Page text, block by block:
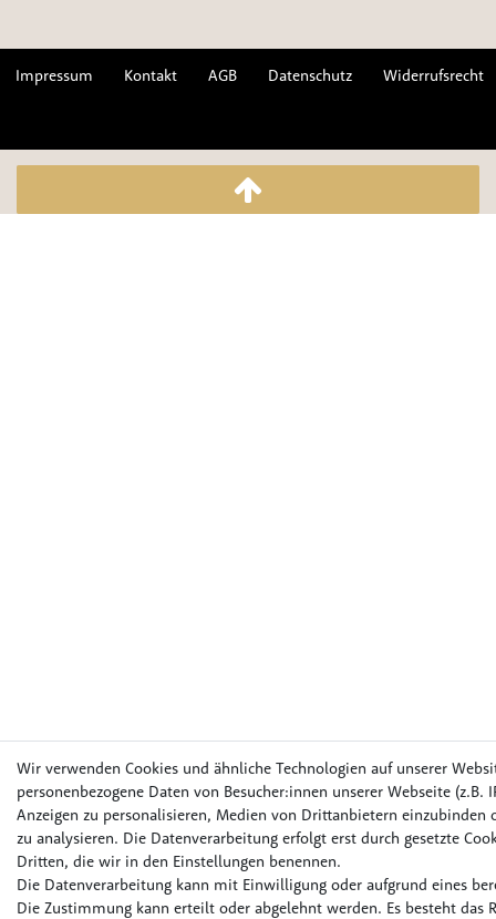
Impressum Kontakt AGB Datenschutz Widerrufsrecht
Wir verwenden Cookies und ähnliche Technologien auf unserer
personenbezogene Daten von Besucher:innen unserer Webseite (z.B.
Anzeigen zu personalisieren, Medien von Drittanbietern einzubinden
zu analysieren. Die Datenverarbeitung erfolgt erst durch gesetzte
Dritten, die wir in den Einstellungen benennen.
Die Datenverarbeitung kann mit Einwilligung oder aufgrund eines
Die Zustimmung kann erteilt oder abgelehnt werden. Es besteht das